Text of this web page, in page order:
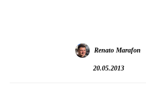
Renato Marafon
20.05.2013